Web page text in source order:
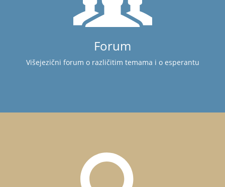
Forum
Višejezični forum o različitim temama i o esperantu